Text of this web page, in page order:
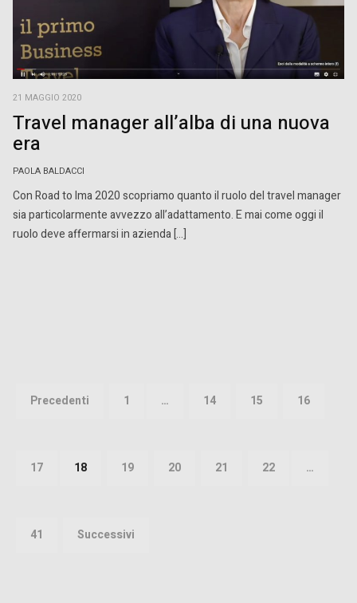
21 MAGGIO 2020
Travel manager all’alba di una nuova
era
PAOLA BALDACCI
Con Road to Ima 2020 scopriamo quanto il ruolo del travel manager
sia particolarmente avvezzo all’adattamento. E mai come oggi il
ruolo deve affermarsi in azienda […]
degli
articoli
Precedenti 1 … 14 15 16
17 18 19 20 21 22 …
41 Successivi